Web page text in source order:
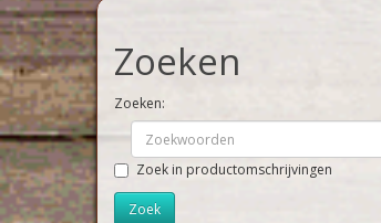
Zoeken
Zoeken:
Zoek in productomschrijvingen